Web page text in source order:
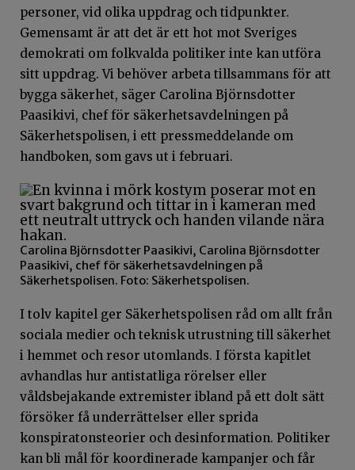
personer, vid olika uppdrag och tidpunkter.
Gemensamt är att det är ett hot mot Sveriges
demokrati om folkvalda politiker inte kan utföra
sitt uppdrag. Vi behöver arbeta tillsammans för att
bygga säkerhet, säger Carolina Björnsdotter
Paasikivi, chef för säkerhetsavdelningen på
Säkerhetspolisen, i ett pressmeddelande om
handboken, som gavs ut i februari.
Carolina Björnsdotter Paasikivi, Carolina Björnsdotter
Paasikivi, chef för säkerhetsavdelningen på
Säkerhetspolisen. Foto: Säkerhetspolisen.
I tolv kapitel ger Säkerhetspolisen råd om allt från
sociala medier och teknisk utrustning till säkerhet
i hemmet och resor utomlands. I första kapitlet
avhandlas hur antistatliga rörelser eller
våldsbejakande extremister ibland på ett dolt sätt
försöker få underrättelser eller sprida
konspiratonsteorier och desinformation. Politiker
kan bli mål för koordinerade kampanjer och får